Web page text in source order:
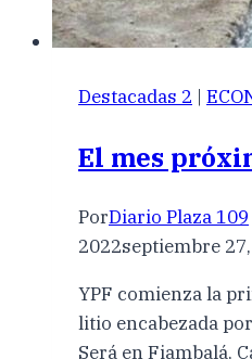
Destacadas 2 |
El mes
PorDiario Plaza 109
2022septiembre
YPF comienza la
litio encabezada
Será en Fiambalá,